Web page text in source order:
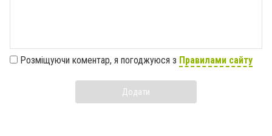
Розміщуючи коментар, я погоджуюся з Правилами сайту
Додати